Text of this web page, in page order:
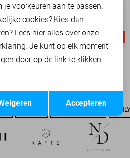
ONLY KORTE BROEK
ONLY T-SHIRTS
Opslaan
je voorkeuren aan te passen.
cookies? Kies dan
Lees hieralles over onze
Je kunt op elk moment
door op de link te klikken
Accepteren